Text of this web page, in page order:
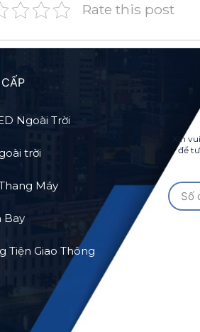
Rate this post
Ngoài Trời
trời
Máy
Bay
Tiện Giao Thông
Xin
để